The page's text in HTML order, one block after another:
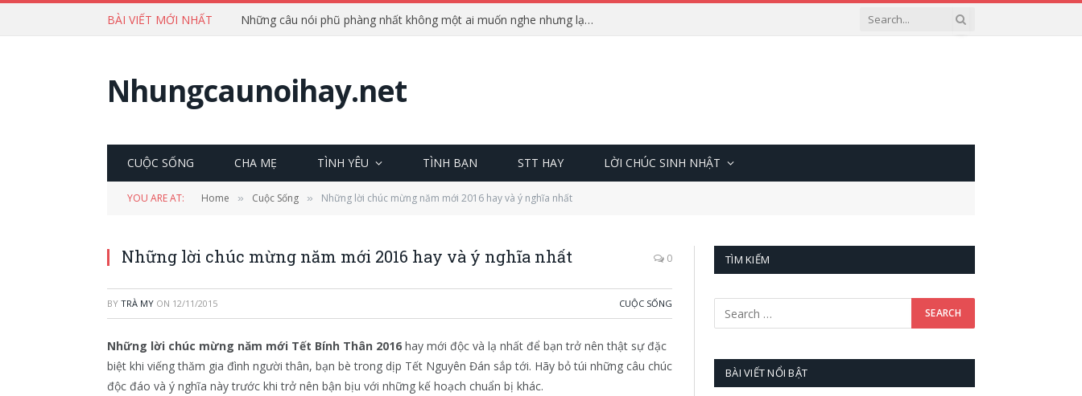
BÀI VIẾT MỚI NHẤT Những câu nói phũ phàng nhất không một ai muốn nghe nhưng lại cực chuẩn
Nhungcaunoihay.net
CUỘC SỐNG CHA MẸ TÌNH YÊU TÌNH BẠN STT HAY LỜI CHÚC SINH NHẬT
YOU ARE AT: Home » Cuộc Sống » Những lời chúc mừng năm mới 2016 hay và ý nghĩa nhất
Những lời chúc mừng năm mới 2016 hay và ý nghĩa nhất 0
BY TRÀ MY ON 12/11/2015 CUỘC SỐNG
Những lời chúc mừng năm mới Tết Bính Thân 2016 hay mới độc và lạ nhất để bạn trở nên thật sự đặc
biệt khi viếng thăm gia đình người thân, bạn bè trong dịp Tết Nguyên Đán sắp tới. Hãy bỏ túi những câu chúc
độc đáo và ý nghĩa này trước khi trở nên bận bịu với những kế hoạch chuẩn bị khác.
TÌM KIẾM
BÀI VIẾT NỔI BẬT